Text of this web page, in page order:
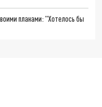
планами: "Хотелось бы